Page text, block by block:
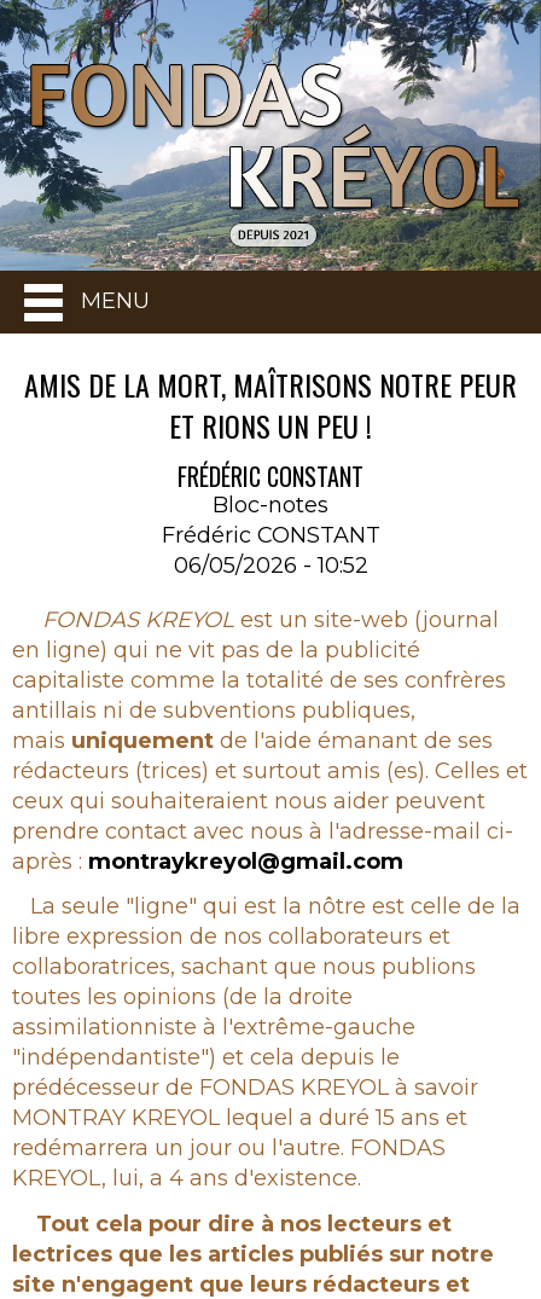
MENU
AMIS DE LA MORT, MAÎTRISONS NOTRE PEUR
ET RIONS UN PEU !
FRÉDÉRIC CONSTANT
Bloc-notes
Frédéric CONSTANT
06/05/2026 - 10:52
Rubrique
FONDAS KREYOL est un site-web (journal
en ligne) qui ne vit pas de la publicité
capitaliste comme la totalité de ses confrères
antillais ni de subventions publiques,
mais uniquement de l'aide émanant de ses
rédacteurs (trices) et surtout amis (es). Celles et
ceux qui souhaiteraient nous aider peuvent
prendre contact avec nous à l'adresse-mail ci-
après : montraykreyol@gmail.com
La seule "ligne" qui est la nôtre est celle de la
libre expression de nos collaborateurs et
collaboratrices, sachant que nous publions
toutes les opinions (de la droite
assimilationniste à l'extrême-gauche
"indépendantiste") et cela depuis le
prédécesseur de FONDAS KREYOL à savoir
MONTRAY KREYOL lequel a duré 15 ans et
redémarrera un jour ou l'autre. FONDAS
KREYOL, lui, a 4 ans d'existence.
Tout cela pour dire à nos lecteurs et
lectrices que les articles publiés sur notre
site n'engagent que leurs rédacteurs et